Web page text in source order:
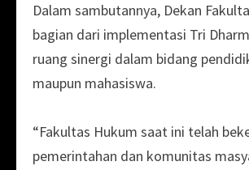
Dalam sambutannya, Dekan
bagian dari implementasi Tri
ruang sinergi dalam bidang
maupun mahasiswa.
“Fakultas Hukum saat ini telah
pemerintahan dan komunitas